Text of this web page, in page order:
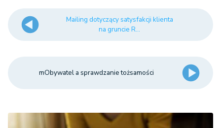
Mailing dotyczący satysfakcji klienta
na gruncie R...
mObywatel a sprawdzanie tożsamości